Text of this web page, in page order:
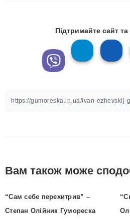
Підтримайте сайт та
Вам також може
“Сам себе перехитрив” –
Степан Олійник Гумореска